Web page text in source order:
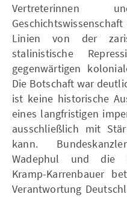
Vertreterinnen
Linien von der
stalinistische
gegenwärtigen
Die Botschaft war
ist keine historische
eines langfristigen
ausschließlich mit
kann.
Wadephul und die
Kramp-Karrenbauer
Verantwortung